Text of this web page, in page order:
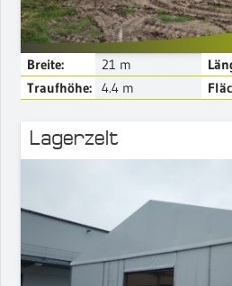
Breite: 21 m
Traufhöhe:
4.4m
Lagerzelt
Mehr